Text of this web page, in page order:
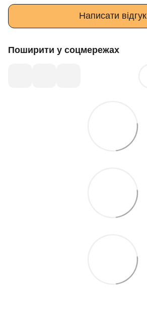
Написати відгук
Поширити у соцмережах